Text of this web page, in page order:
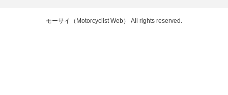
モーサイ（Motorcyclist Web） All rights reserved.